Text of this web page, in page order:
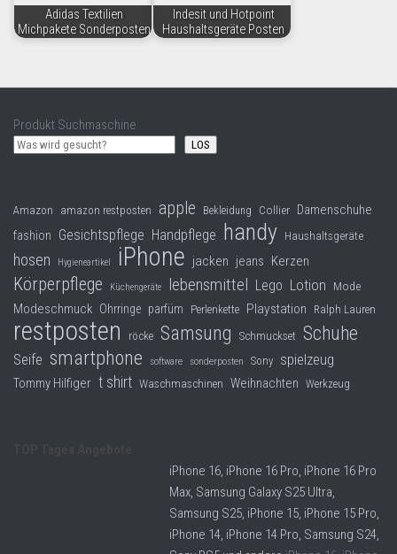
Adidas Textilien
Michpakete Sonderposten
Indesit und Hotpoint
Haushaltsgeräte Posten
Produkt Suchmaschine
LOS
Amazon amazon restposten apple Bekleidung Collier Damenschuhe
fashion Gesichtspflege Handpflege handy Haushaltsgeräte
hosen Hygieneartikel iPhone jacken jeans Kerzen
Körperpflege Küchengeräte lebensmittel Lego Lotion Mode
Modeschmuck Ohrringe parfüm Perlenkette Playstation Ralph Lauren
restposten röcke Samsung Schmuckset Schuhe
Seife smartphone software sonderposten Sony spielzeug
Tommy Hilfiger t shirt Waschmaschinen Weihnachten Werkzeug
iPhone 16, iPhone 16 Pro, iPhone 16 Pro
Max, Samsung Galaxy S25 Ultra,
Samsung S25, iPhone 15, iPhone 15 Pro,
iPhone 14, iPhone 14 Pro, Samsung S24,